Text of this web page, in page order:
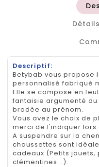
Descriptif:
Betybab vous propose
personnalisé fabriqué
Elle se compose en
fantaisie argumenté
brodée au prénom.
Vous avez le choix de
merci de l'indiquer lors
A suspendre sur la
chaussettes sont
cadeaux (Petits jouets,
clémentines...).